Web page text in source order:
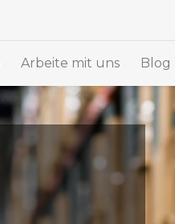
Arbeite mit uns Blog